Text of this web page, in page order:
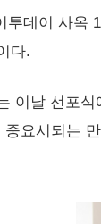
투데이 사옥
다.
이날 선포
요시되는